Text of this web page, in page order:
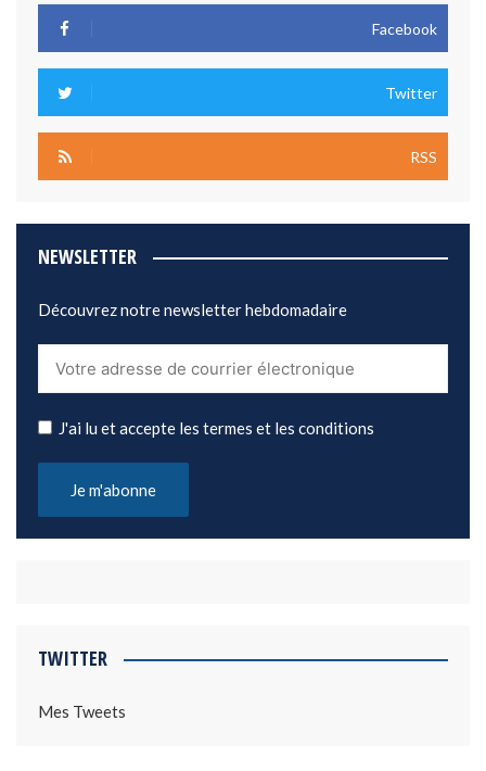
Facebook
Twitter
RSS
NEWSLETTER
Découvrez notre newsletter hebdomadaire
J'ai lu et accepte les termes et les conditions
TWITTER
Mes Tweets